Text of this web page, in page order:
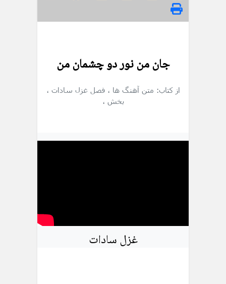
جان من نور دو چشمان من
از کتاب: متن آهنگ ها ، فصل غزل سادات ،
بخش ،
غزل سادات